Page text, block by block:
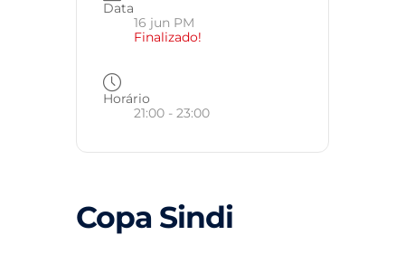
Data
16 jun PM
Finalizado!
Horário
21:00 - 23:00
Copa Sindi